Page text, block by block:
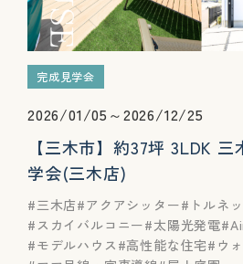
完成見学会
2026/01/05～2026/12/25
【三木市】約37坪 3LDK
学会(三木店)
三木店 アクアシッター
トルネ
スカイバルコニー
太陽光発電
モデルハウス
高性能な住宅
ウ